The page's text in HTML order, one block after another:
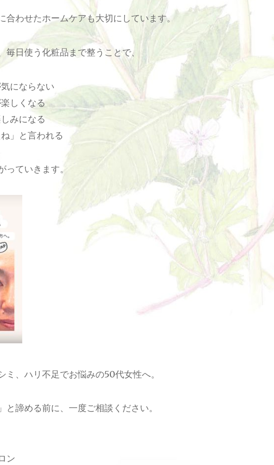
合わせたホームケアも大切にしています。
毎日使う化粧品まで整うことで、
にならない
しくなる
みになる
」と言われる
っていきます。
ミ、ハリ不足でお悩みの50代女性へ。
と諦める前に、一度ご相談ください。
ン